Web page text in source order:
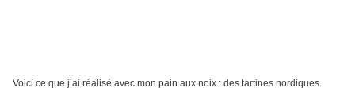
Voici ce que j’ai réalisé avec mon pain aux noix : des tartines nordiques.